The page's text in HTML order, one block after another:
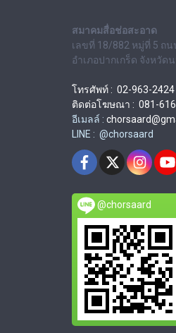
สมาคมสื่อช่อสะอาด
เลขที่ 18/882 หมู่ที่ 5 ถ
อำเภอปากเกร็ด จังหวัด
โทรศัพท์ : 02-963-2424
ติดต่อโฆษณา : 081-
อีเมลล์ :
LINE : @chorsaard
@chorsaard